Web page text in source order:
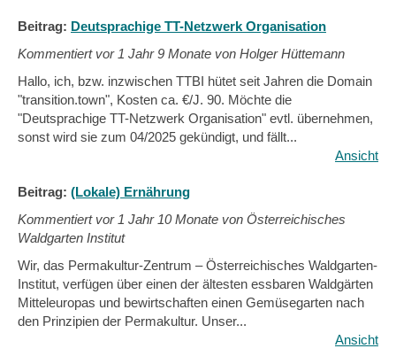
Beitrag: Deutsprachige TT-Netzwerk Organisation
Kommentiert vor 1 Jahr 9 Monate von Holger Hüttemann
Hallo, ich, bzw. inzwischen TTBI hütet seit Jahren die Domain
"transition.town", Kosten ca. €/J. 90. Möchte die
"Deutsprachige TT-Netzwerk Organisation" evtl. übernehmen,
sonst wird sie zum 04/2025 gekündigt, und fällt...
Ansicht
Beitrag: (Lokale) Ernährung
Kommentiert vor 1 Jahr 10 Monate von Österreichisches
Waldgarten Institut
Wir, das Permakultur-Zentrum – Österreichisches Waldgarten-
Institut, verfügen über einen der ältesten essbaren Waldgärten
Mitteleuropas und bewirtschaften einen Gemüsegarten nach
den Prinzipien der Permakultur. Unser...
Ansicht